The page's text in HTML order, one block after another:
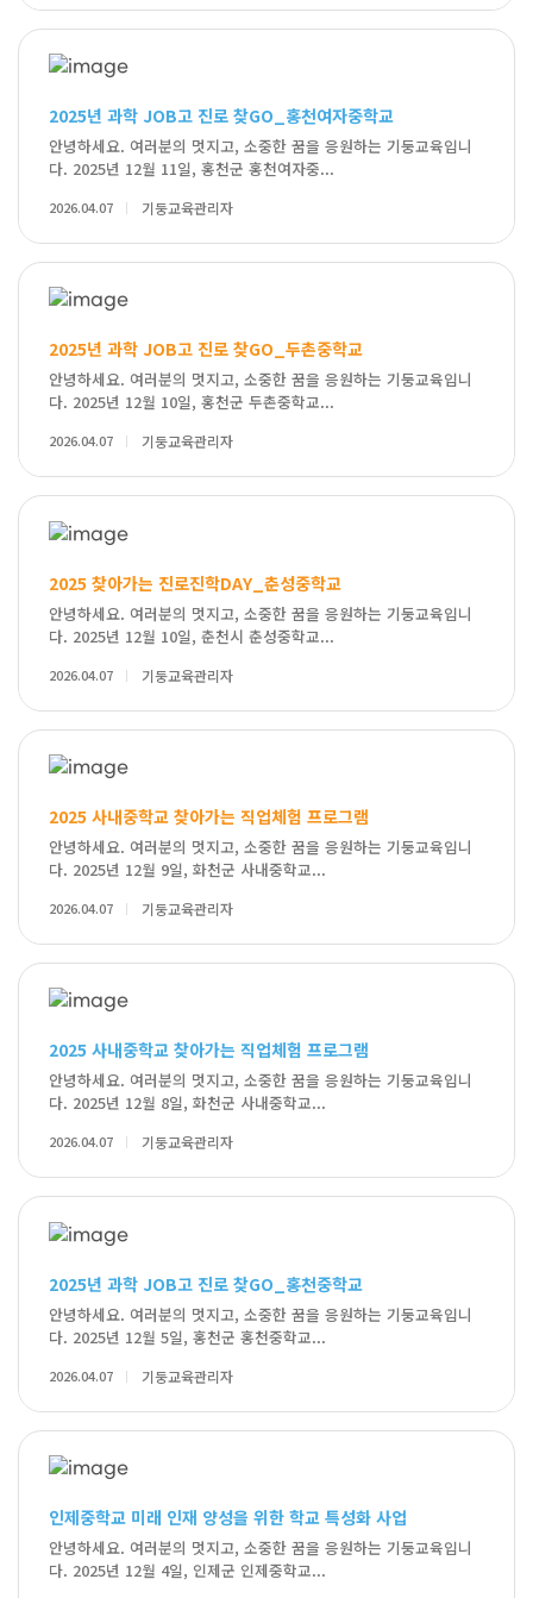
2025년 과학 JOB고 진로 찾GO_홍천여자중학교
안녕하세요. 여러분의 멋지고, 소중한 꿈을 응원하는 기둥교육입니
다. 2025년 12월 11일, 홍천군 홍천여자중...
2026.04.07 기둥교육관리자
2025년 과학 JOB고 진로 찾GO_두촌중학교
안녕하세요. 여러분의 멋지고, 소중한 꿈을 응원하는 기둥교육입니
다. 2025년 12월 10일, 홍천군 두촌중학교...
2026.04.07 기둥교육관리자
2025 찾아가는 진로진학DAY_춘성중학교
안녕하세요. 여러분의 멋지고, 소중한 꿈을 응원하는 기둥교육입니
다. 2025년 12월 10일, 춘천시 춘성중학교...
2026.04.07 기둥교육관리자
2025 사내중학교 찾아가는 직업체험 프로그램
안녕하세요. 여러분의 멋지고, 소중한 꿈을 응원하는 기둥교육입니
다. 2025년 12월 9일, 화천군 사내중학교...
2026.04.07 기둥교육관리자
2025 사내중학교 찾아가는 직업체험 프로그램
안녕하세요. 여러분의 멋지고, 소중한 꿈을 응원하는 기둥교육입니
다. 2025년 12월 8일, 화천군 사내중학교...
2026.04.07 기둥교육관리자
2025년 과학 JOB고 진로 찾GO_홍천중학교
안녕하세요. 여러분의 멋지고, 소중한 꿈을 응원하는 기둥교육입니
다. 2025년 12월 5일, 홍천군 홍천중학교...
2026.04.07 기둥교육관리자
인제중학교 미래 인재 양성을 위한 학교 특성화 사업
안녕하세요. 여러분의 멋지고, 소중한 꿈을 응원하는 기둥교육입니
다. 2025년 12월 4일, 인제군 인제중학교...